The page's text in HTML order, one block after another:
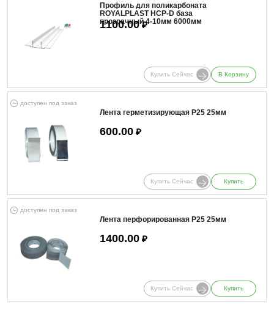
Профиль для поликарбоната
ROYALPLAST HCP-D база
прозрачный 4-10мм 6000мм
1100.00₽
Купить Сейчас В Корзину
доступен под заказ
Лента герметизирующая Р25 25мм
600.00 ₽
Купить Сейчас Купить
доступен под заказ
Лента перфорированная Р25 25мм
1400.00 ₽
Купить Сейчас Купить